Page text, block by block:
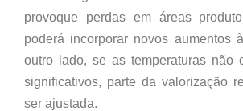
provoque perdas em áreas
poderá incorporar novos aumentos
outro lado, se as temperaturas não
significativos, parte da valorização
ser ajustada.